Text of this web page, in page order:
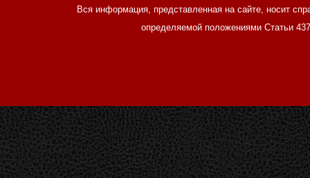
Вся информация, представленная на сайте, носит
определяемой положениями Статьи